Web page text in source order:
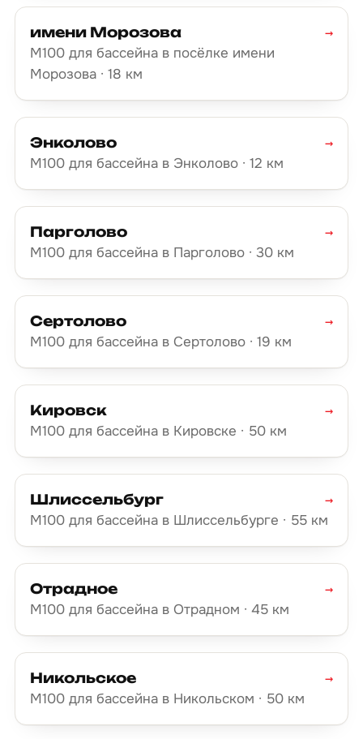
имени Морозова
М100 для бассейна в посёлке имени
Морозова · 18 км
→
Энколово
М100 для бассейна в Энколово · 12 км
→
Парголово
М100 для бассейна в Парголово · 30 км
→
Сертолово
М100 для бассейна в Сертолово · 19 км
→
Кировск
М100 для бассейна в Кировске · 50 км
→
Шлиссельбург
М100 для бассейна в Шлиссельбурге · 55 км
→
Отрадное
М100 для бассейна в Отрадном · 45 км
→
Никольское
М100 для бассейна в Никольском · 50 км
→